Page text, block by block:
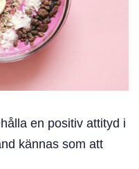
en positiv attityd i
kännas som att